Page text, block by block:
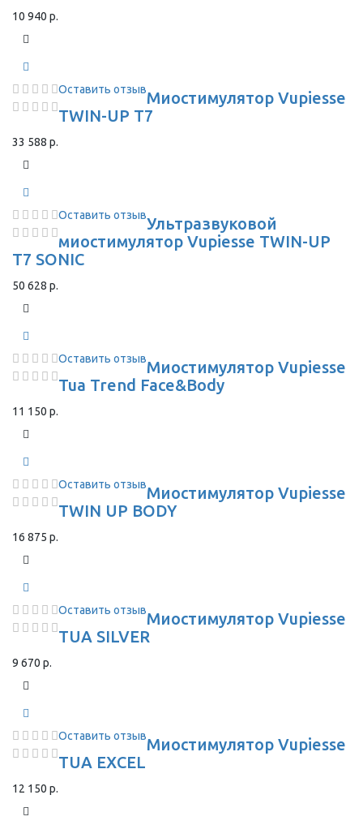
10 940 р.
Оставить отзывМиостимулятор Vupiesse
TWIN-UP T7
33 588 р.
Оставить отзывУльтразвуковой
миостимулятор Vupiesse TWIN-UP
T7 SONIC
50 628 р.
Оставить отзывМиостимулятор Vupiesse
Tua Trend Face&Body
11 150 р.
Оставить отзывМиостимулятор Vupiesse
TWIN UP BODY
16 875 р.
Оставить отзывМиостимулятор Vupiesse
TUA SILVER
9 670 р.
Оставить отзывМиостимулятор Vupiesse
TUA EXCEL
12 150 р.